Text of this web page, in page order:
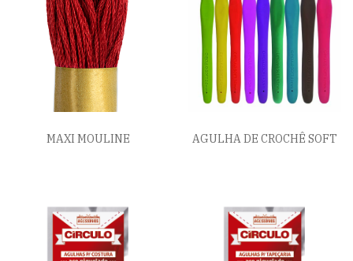
MAXI MOULINE AGULHA DE CROCHÊ SOFT